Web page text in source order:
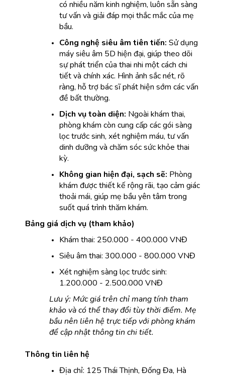
có nhiều năm kinh nghiệm, luôn sẵn sàng
tư vấn và giải đáp mọi thắc mắc của mẹ
bầu.
Công nghệ siêu âm tiên tiến: Sử dụng
máy siêu âm 5D hiện đại, giúp theo dõi
sự phát triển của thai nhi một cách chi
tiết và chính xác. Hình ảnh sắc nét, rõ
ràng, hỗ trợ bác sĩ phát hiện sớm các vấn
đề bất thường.
Dịch vụ toàn diện: Ngoài khám thai,
phòng khám còn cung cấp các gói sàng
lọc trước sinh, xét nghiệm máu, tư vấn
dinh dưỡng và chăm sóc sức khỏe thai
kỳ.
Không gian hiện đại, sạch sẽ: Phòng
khám được thiết kế rộng rãi, tạo cảm giác
thoải mái, giúp mẹ bầu yên tâm trong
suốt quá trình thăm khám.
Bảng giá dịch vụ (tham khảo)
Khám thai: 250.000 - 400.000 VNĐ
Siêu âm thai: 300.000 - 800.000 VNĐ
Xét nghiệm sàng lọc trước sinh:
1.200.000 - 2.500.000 VNĐ
Lưu ý: Mức giá trên chỉ mang tính tham
khảo và có thể thay đổi tùy thời điểm. Mẹ
bầu nên liên hệ trực tiếp với phòng khám
để cập nhật thông tin chi tiết.
Thông tin liên hệ
Địa chỉ: 125 Thái Thịnh, Đống Đa, Hà